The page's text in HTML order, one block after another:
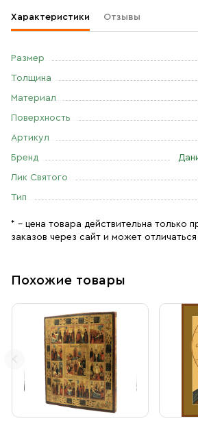
Характеристики Отзывы
Размер
Толщина
Материал
Поверхность
Артикул
Бренд
Лик Святого
Тип
* – цена товара действительна только
заказов через сайт и может
Похожие товары